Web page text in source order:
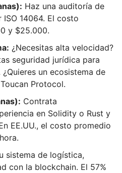
Haz una auditoría de
14064. El costo
y $25.000.
¿Necesitas alta velocidad?
seguridad jurídica para
un ecosistema de
Protocol.
Contrata
en Solidity o Rust y
EE.UU., el costo promedio
sistema de logística,
con la blockchain. El 57%